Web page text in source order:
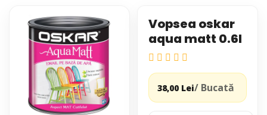
Vopsea oskar
aqua matt 0.6l
38,00 Lei/ Bucată